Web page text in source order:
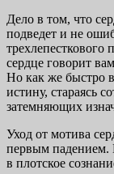
Дело в том, что
подведет и не
сердце говорит
Но как же быстро
истину, стараясь
затемняющих
Уход от мотива
первым падением.
в плотское